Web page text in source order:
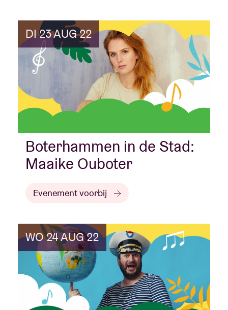
DI 23 AUG 22
Boterhammen in de Stad:
Maaike Ouboter
Evenement voorbij
WO 24 AUG 22